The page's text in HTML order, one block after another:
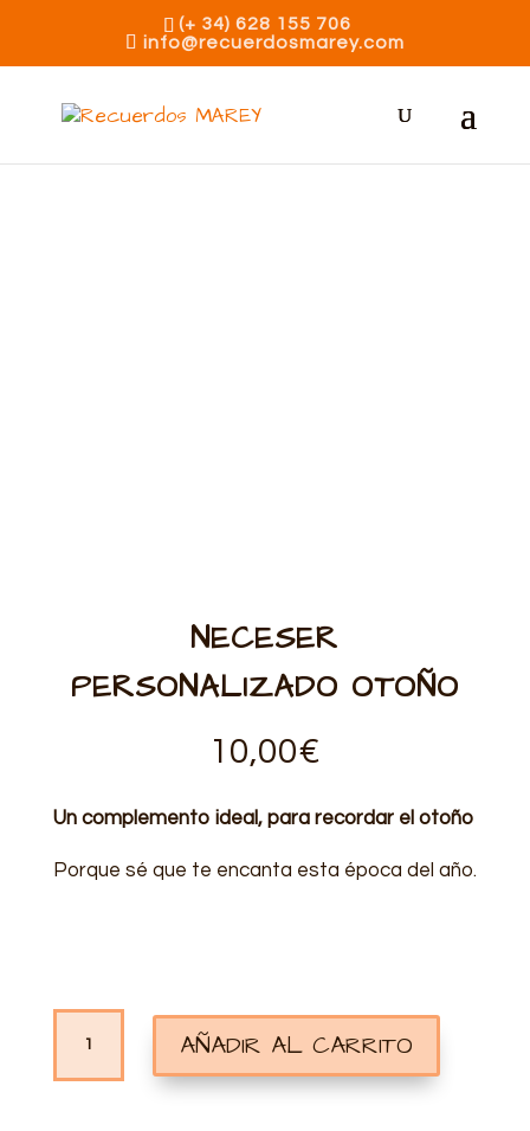
(+ 34) 628 155 706
info@recuerdosmarey.com
NECESER
PERSONALIZADO OTOÑO
10,00€
Un complemento ideal, para recordar el otoño
Porque sé que te encanta esta época del año.
NECESER
PERSONALIZADO
OTOÑO
AÑADIR AL CARRITO